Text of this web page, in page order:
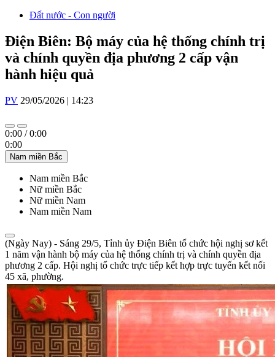
Đất nước - Con người
Điện Biên: Bộ máy của hệ thống chính trị
và chính quyền địa phương 2 cấp vận
hành hiệu quả
PV 29/05/2026 | 14:23
0:00 /0:00
0:00
Nam miền Bắc
Nam miền Bắc
Nữ miền Bắc
Nữ miền Nam
Nam miền Nam
(Ngày Nay) - Sáng 29/5, Tỉnh ủy Điện Biên tổ chức hội nghị sơ kết
1 năm vận hành bộ máy của hệ thống chính trị và chính quyền địa
phương 2 cấp. Hội nghị tổ chức trực tiếp kết hợp trực tuyến kết nối
45 xã, phường.